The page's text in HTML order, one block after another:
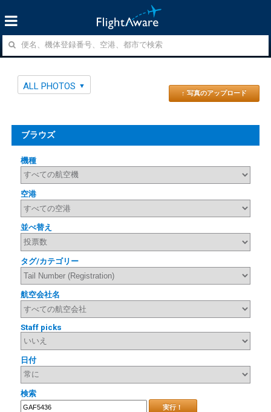
ALL PHOTOS
↑ 写真のアップロード
ブラウズ
機種
空港
並べ替え
タグ/カテゴリー
航空会社名
Staff picks
日付
検索
実行！